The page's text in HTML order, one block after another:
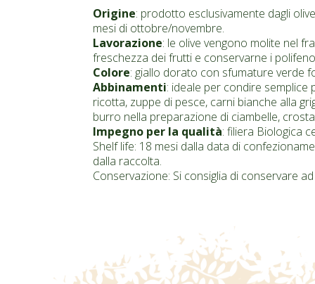
Origine: prodotto esclusivamente dagli
mesi di ottobre/novembre.
Lavorazione: le olive vengono molite nel
freschezza dei frutti e conservarne i
Colore: giallo dorato con sfumature verde
Abbinamenti: ideale per condire
ricotta, zuppe di pesce, carni bianche alla
burro nella preparazione di ciambelle,
Impegno per la qualità: filiera Biologica
Shelf life: 18 mesi dalla data di
dalla raccolta.
Conservazione: Si consiglia di conservare